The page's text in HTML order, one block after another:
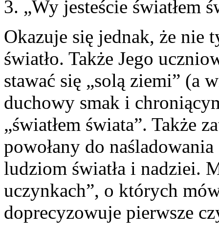
3. „Wy jesteście światłem
Okazuje się jednak, że nie
światło. Także Jego
stawać się „solą ziemi” (a
duchowy smak i
„światłem świata”. Także
powołany do
ludziom światła i nadziei.
uczynkach”, o których
doprecyzowuje pierwsze